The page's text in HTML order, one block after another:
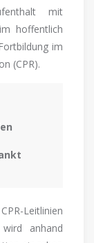
mit
hoffentlich
im
(CPR).
Leitlinien
anhand